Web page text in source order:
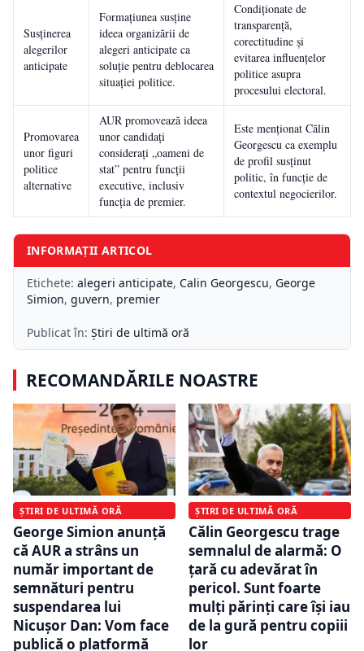
Susținerea
alegerilor
anticipate
Formațiunea susține
ideea organizării de
alegeri anticipate ca
soluție pentru deblocarea
situației politice.
Condiționate de
transparență,
corectitudine și
evitarea influențelor
politice asupra
procesului electoral.
Promovarea
unor figuri
politice
alternative
AUR promovează ideea
unor candidați
considerați „oameni de
stat” pentru funcții
executive, inclusiv
funcția de premier.
Este menționat Călin
Georgescu ca exemplu
de profil susținut
politic, în funcție de
contextul negocierilor.
INFORMAȚII ARTICOL
Etichete: alegeri anticipate, Calin Georgescu, George
Simion, guvern, premier
Publicat în: Știri de ultimă oră
RECOMANDĂRILE NOASTRE
ȘTIRI DE ULTIMĂ ORĂ
George Simion anunță
că AUR a strâns un
număr important de
semnături pentru
suspendarea lui
Nicușor Dan: Vom face
publică o platformă
ȘTIRI DE ULTIMĂ ORĂ
Călin Georgescu trage
semnalul de alarmă: O
țară cu adevărat în
pericol. Sunt foarte
mulți părinți care își iau
de la gură pentru copiii
lor